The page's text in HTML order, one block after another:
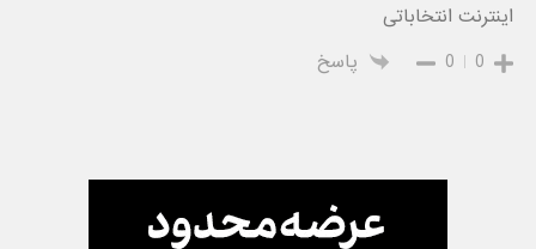
اینترنت انتخاباتی
0
0 پاسخ